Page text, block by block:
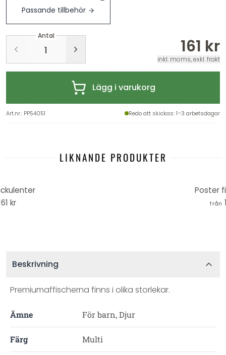
Passande tillbehör
Antal
161 kr
inkl. moms, exkl. frakt
Lägg i varukorg
Art.nr.: PP54051 Redo att skickas: 1–3 arbetsdagar
LIKNANDE PRODUKTER
kr
Poster
från
Beskrivning
Premiumaffischerna finns i olika storlekar.
Ämne För barn, Djur
Färg Multi